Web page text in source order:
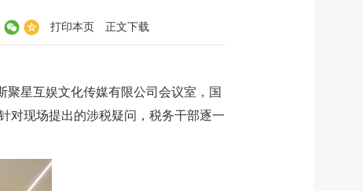
打印本页 正文下载
聚星互娱文化传媒有限公司会议室，国
对现场提出的涉税疑问，税务干部逐一